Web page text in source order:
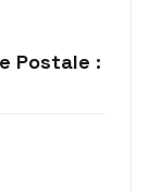
Postale :